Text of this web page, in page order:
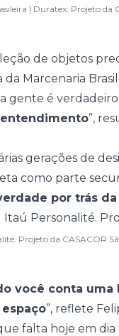
| Duratex. Projeto da
de objetos
da Marcenaria
gente é
”,
gerações de
como parte
por trás
Projeto da CASACOR
você conta
”, reflete
falta hoje em dia